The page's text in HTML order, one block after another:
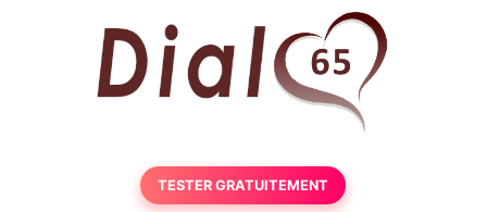
TESTER GRATUITEMENT